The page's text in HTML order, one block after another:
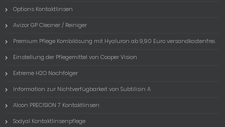
Options Kontaktlinsen
Avizor GP Cleaner / Reiniger
Premium Pflege Kombilösung mit Hyaluron ab 9,90 Euro versandkostenfrei.
Einstellung der Pflegemittel von Cooper Vision
Extreme H2O Nachfolger
Information zur Nichtverfügbarkeit von Subtilisin A
Alcon PRECISION 7 Kontaktlinsen
Sodyal Kontaktlinsenpflege